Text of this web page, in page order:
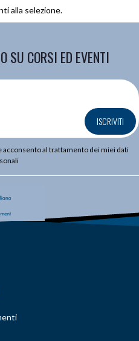
alla selezione.
SU CORSI ED EVENTI
ISCRIVITI
acconsento al trattamento dei miei dati